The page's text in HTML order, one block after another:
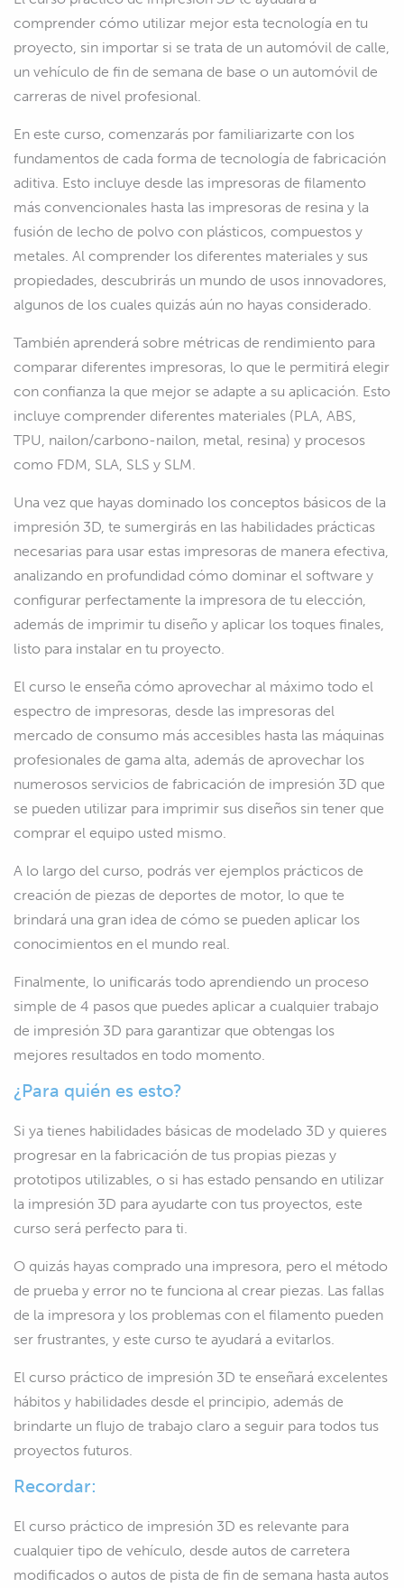
comprender cómo utilizar mejor esta tecnología en tu
proyecto, sin importar si se trata de un automóvil de calle,
un vehículo de fin de semana de base o un automóvil de
carreras de nivel profesional.
En este curso, comenzarás por familiarizarte con los
fundamentos de cada forma de tecnología de fabricación
aditiva. Esto incluye desde las impresoras de filamento
más convencionales hasta las impresoras de resina y la
fusión de lecho de polvo con plásticos, compuestos y
metales. Al comprender los diferentes materiales y sus
propiedades, descubrirás un mundo de usos innovadores,
algunos de los cuales quizás aún no hayas considerado.
También aprenderá sobre métricas de rendimiento para
comparar diferentes impresoras, lo que le permitirá elegir
con confianza la que mejor se adapte a su aplicación. Esto
incluye comprender diferentes materiales (PLA, ABS,
TPU, nailon/carbono-nailon, metal, resina) y procesos
como FDM, SLA, SLS y SLM.
Una vez que hayas dominado los conceptos básicos de la
impresión 3D, te sumergirás en las habilidades prácticas
necesarias para usar estas impresoras de manera efectiva,
analizando en profundidad cómo dominar el software y
configurar perfectamente la impresora de tu elección,
además de imprimir tu diseño y aplicar los toques finales,
listo para instalar en tu proyecto.
El curso le enseña cómo aprovechar al máximo todo el
espectro de impresoras, desde las impresoras del
mercado de consumo más accesibles hasta las máquinas
profesionales de gama alta, además de aprovechar los
numerosos servicios de fabricación de impresión 3D que
se pueden utilizar para imprimir sus diseños sin tener que
comprar el equipo usted mismo.
A lo largo del curso, podrás ver ejemplos prácticos de
creación de piezas de deportes de motor, lo que te
brindará una gran idea de cómo se pueden aplicar los
conocimientos en el mundo real.
Finalmente, lo unificarás todo aprendiendo un proceso
simple de 4 pasos que puedes aplicar a cualquier trabajo
de impresión 3D para garantizar que obtengas los
mejores resultados en todo momento.
¿Para quién es esto?
Si ya tienes habilidades básicas de modelado 3D y quieres
progresar en la fabricación de tus propias piezas y
prototipos utilizables, o si has estado pensando en utilizar
la impresión 3D para ayudarte con tus proyectos, este
curso será perfecto para ti.
O quizás hayas comprado una impresora, pero el método
de prueba y error no te funciona al crear piezas. Las fallas
de la impresora y los problemas con el filamento pueden
ser frustrantes, y este curso te ayudará a evitarlos.
El curso práctico de impresión 3D te enseñará excelentes
hábitos y habilidades desde el principio, además de
brindarte un flujo de trabajo claro a seguir para todos tus
proyectos futuros.
Recordar:
El curso práctico de impresión 3D es relevante para
cualquier tipo de vehículo, desde autos de carretera
modificados o autos de pista de fin de semana hasta autos